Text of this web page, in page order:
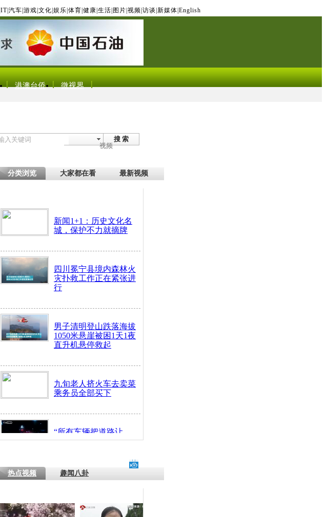
IT| 汽车 游戏 文化 娱乐 体育 健康 生活 图片 视频 访谈 新媒体 English
港澳台侨 微视界
搜 索
视频
分类浏览 大家都在看 最新视频
新闻1+1：历史文化名
城，保护不力就摘牌
四川冕宁县境内森林火
灾扑救工作正在紧张进
行
男子清明登山跌落海拔
1050米悬崖被困1天1夜
直升机悬停救起
九旬老人挤火车去卖菜
乘务员全部买下
“所有车辆把道路让
开！”儿童突发疾病交
热点视频 趣闻八卦